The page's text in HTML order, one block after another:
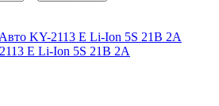
E Li-Ion 5S 21В 2A